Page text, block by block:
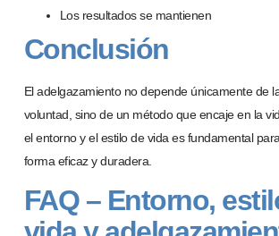
Los resultados se mantienen
Conclusión
El adelgazamiento no depende únicamente de
voluntad, sino de un método que encaje en la
el entorno y el estilo de vida es fundamental
forma eficaz y duradera.
FAQ – Entorno,